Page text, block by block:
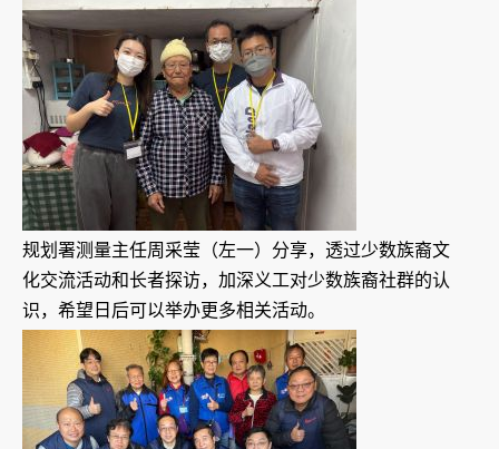
规划署测量主任周采莹（左一）分享，透过少数族裔文
化交流活动和长者探访，加深义工对少数族裔社群的认
识，希望日后可以举办更多相关活动。